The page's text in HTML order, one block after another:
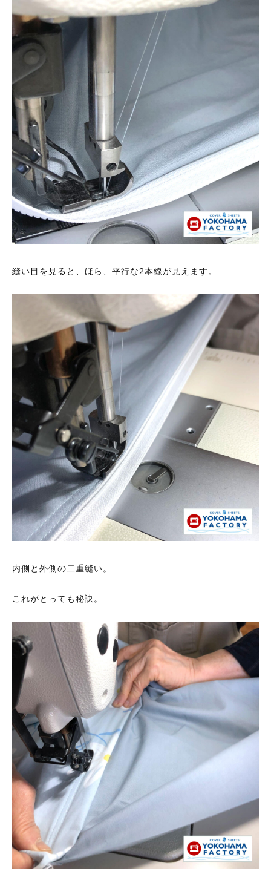
縫い目を見ると、ほら、平行な2本線が見えます。
内側と外側の二重縫い。
これがとっても秘訣。
商品コンセプト
製造基準
サービス
カバー・シーツ等の基礎知識
豆知識
当店について
店舗概要
インスタグラム
Facebook
お買い物ガイド
お問い合わせ
ログイン